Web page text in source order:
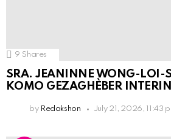
9 Shares
SRA. JEANINNE WONG-LOI-
KOMO GEZAGHÈBER
by Redakshon July 21, 2026, 11:43